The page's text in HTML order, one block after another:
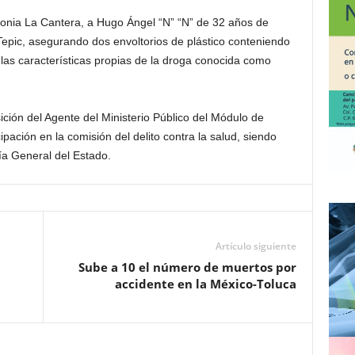
La Cantera, a Hugo Ángel “N” “N” de 32 años de
asegurando dos envoltorios de plástico conteniendo
características propias de la droga conocida como
del Agente del Ministerio Público del Módulo de
en la comisión del delito contra la salud, siendo
General del Estado.
Artículo siguiente
Sube a 10 el número de muertos por
accidente en la México-Toluca